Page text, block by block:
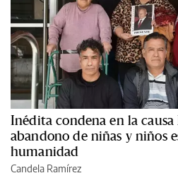
Inédita condena en la causa
abandono de niñas y niños
humanidad
Candela Ramírez